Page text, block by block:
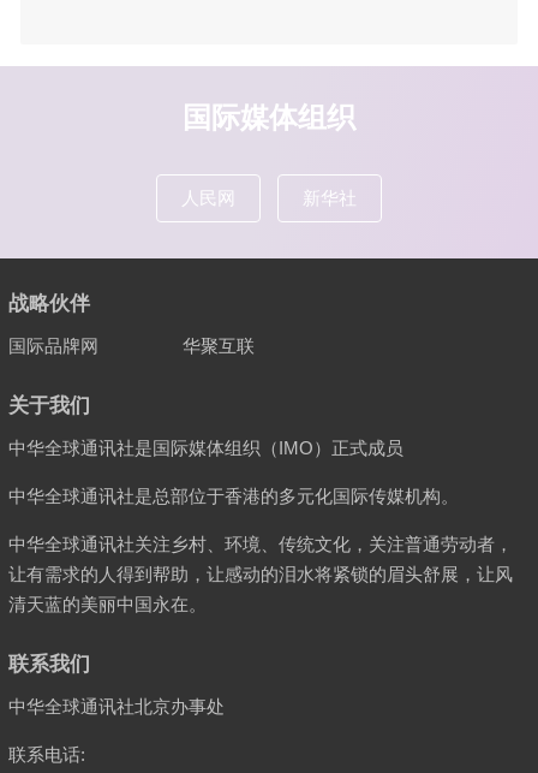
国际媒体组织
人民网 新华社
战略伙伴
国际品牌网 华聚互联
关于我们
中华全球通讯社是国际媒体组织（IMO）正式成员
中华全球通讯社是总部位于香港的多元化国际传媒机构。
中华全球通讯社关注乡村、环境、传统文化，关注普通劳动者，
让有需求的人得到帮助，让感动的泪水将紧锁的眉头舒展，让风
清天蓝的美丽中国永在。
联系我们
中华全球通讯社北京办事处
联系电话: